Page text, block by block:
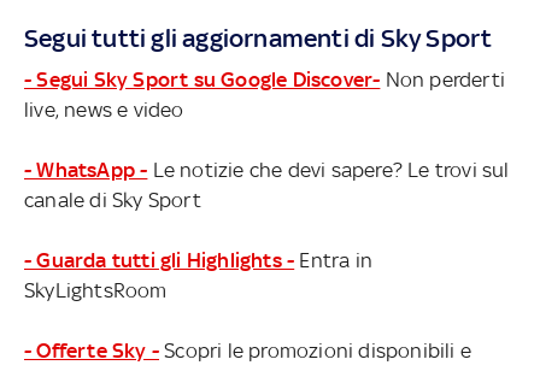
Segui tutti gli aggiornamenti di Sky Sport
- Segui Sky Sport su Google Discover- Non perderti
live, news e video
- WhatsApp - Le notizie che devi sapere? Le trovi sul
canale di Sky Sport
- Guarda tutti gli Highlights - Entra in
SkyLightsRoom
- Offerte Sky - Scopri le promozioni disponibili e